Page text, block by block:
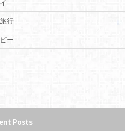
行
ー
Posts